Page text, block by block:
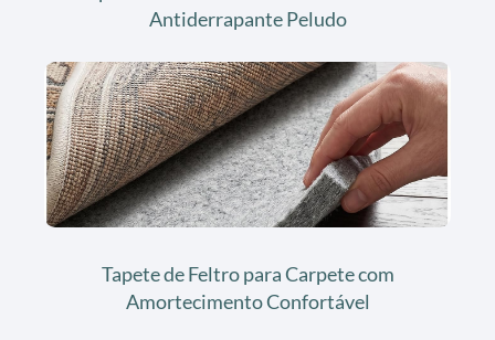
Antiderrapante Peludo
Tapete de Feltro para Carpete com
Amortecimento Confortável